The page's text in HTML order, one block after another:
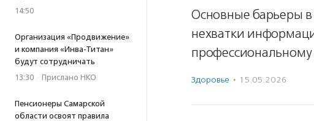
14:50
Организация «Продвижение»
и компания «Инва-Титан»
будут сотрудничать
13:30 · Прислано НКО
Пенсионеры Самарской
области освоят правила
Основные барьеры
нехватки
Здоровье · 15.05.2026